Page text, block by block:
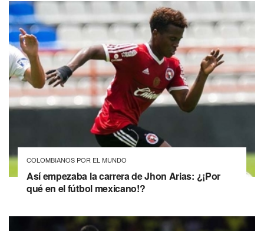
COLOMBIANOS POR EL MUNDO
Así empezaba la carrera de Jhon Arias: ¿¡Por
qué en el fútbol mexicano!?